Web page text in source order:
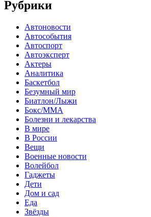
Рубрики
Автоновости
Автособытия
Автоспорт
Автоэксперт
Актеры
Аналитика
Баскетбол
Безумный мир
Биатлон/Лыжи
Бокс/MMA
Болезни и лекарства
В мире
В России
Вещи
Военные новости
Волейбол
Гаджеты
Дети
Дом и сад
Еда
Звёзды